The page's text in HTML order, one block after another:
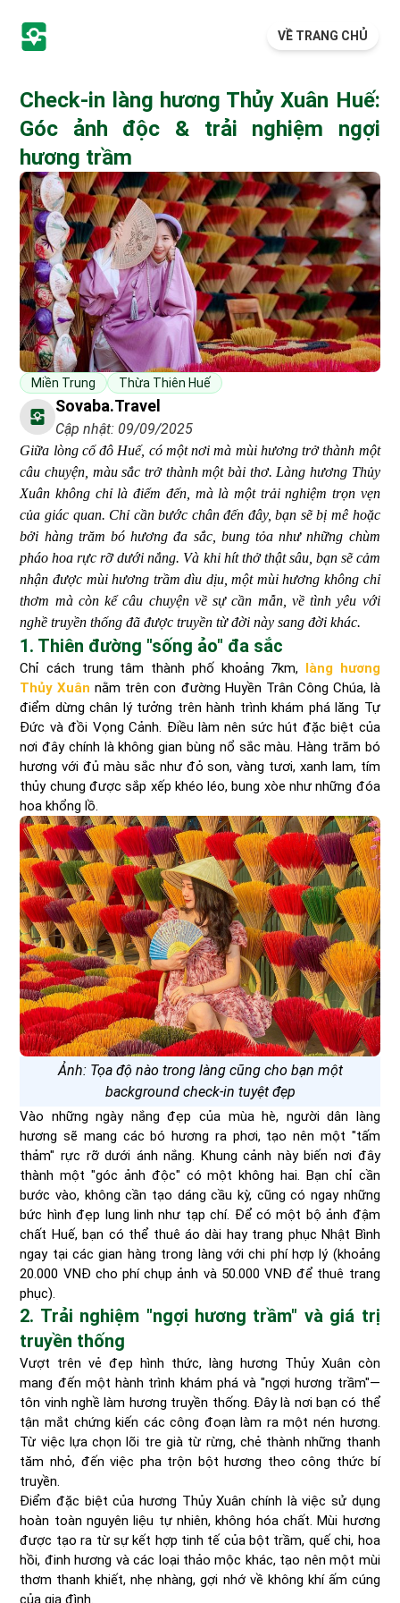
VỀ TRANG CHỦ
Check-in làng hương Thủy Xuân Huế:
Góc ảnh độc & trải nghiệm ngợi
hương trầm
Miền Trung Thừa Thiên Huế
Sovaba.travel
Cập nhật: 09/09/2025
Giữa lòng cố đô Huế, có một nơi mà mùi hương trở thành một
câu chuyện, màu sắc trở thành một bài thơ. Làng hương Thủy
Xuân không chỉ là điểm đến, mà là một trải nghiệm trọn vẹn
của giác quan. Chỉ cần bước chân đến đây, bạn sẽ bị mê hoặc
bởi hàng trăm bó hương đa sắc, bung tỏa như những chùm
pháo hoa rực rỡ dưới nắng. Và khi hít thở thật sâu, bạn sẽ cảm
nhận được mùi hương trầm dìu dịu, một mùi hương không chỉ
thơm mà còn kể câu chuyện về sự cần mẫn, về tình yêu với
nghề truyền thống đã được truyền từ đời này sang đời khác.
1. Thiên đường "sống ảo" đa sắc
Chỉ cách trung tâm thành phố khoảng 7km, làng hương
Thủy Xuân nằm trên con đường Huyền Trân Công Chúa, là
điểm dừng chân lý tưởng trên hành trình khám phá lăng Tự
Đức và đồi Vọng Cảnh. Điều làm nên sức hút đặc biệt của
nơi đây chính là không gian bùng nổ sắc màu. Hàng trăm bó
hương với đủ màu sắc như đỏ son, vàng tươi, xanh lam, tím
thủy chung được sắp xếp khéo léo, bung xòe như những đóa
hoa khổng lồ.
Ảnh: Tọa độ nào trong làng cũng cho bạn một
background check-in tuyệt đẹp
Vào những ngày nắng đẹp của mùa hè, người dân làng
hương sẽ mang các bó hương ra phơi, tạo nên một "tấm
thảm" rực rỡ dưới ánh nắng. Khung cảnh này biến nơi đây
thành một "góc ảnh độc" có một không hai. Bạn chỉ cần
bước vào, không cần tạo dáng cầu kỳ, cũng có ngay những
bức hình đẹp lung linh như tạp chí. Để có một bộ ảnh đậm
chất Huế, bạn có thể thuê áo dài hay trang phục Nhật Bình
ngay tại các gian hàng trong làng với chi phí hợp lý (khoảng
20.000 VNĐ cho phí chụp ảnh và 50.000 VNĐ để thuê trang
phục).
2. Trải nghiệm "ngợi hương trầm" và giá trị
truyền thống
Vượt trên vẻ đẹp hình thức, làng hương Thủy Xuân còn
mang đến một hành trình khám phá và "ngợi hương trầm"—
tôn vinh nghề làm hương truyền thống. Đây là nơi bạn có thể
tận mắt chứng kiến các công đoạn làm ra một nén hương.
Từ việc lựa chọn lõi tre già từ rừng, chẻ thành những thanh
tăm nhỏ, đến việc pha trộn bột hương theo công thức bí
truyền.
Điểm đặc biệt của hương Thủy Xuân chính là việc sử dụng
hoàn toàn nguyên liệu tự nhiên, không hóa chất. Mùi hương
được tạo ra từ sự kết hợp tinh tế của bột trầm, quế chi, hoa
hồi, đinh hương và các loại thảo mộc khác, tạo nên một mùi
thơm thanh khiết, nhẹ nhàng, gợi nhớ về không khí ấm cúng
của gia đình.